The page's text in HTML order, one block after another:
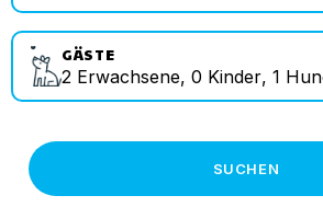
GÄSTE
2 Erwachsene, 0 Kinder, 1
SUCHEN